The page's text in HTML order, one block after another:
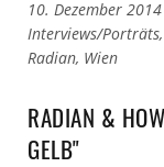
10. Dezember 2014
Links
zu
Kategorien
Interviews/Porträts,
Links
den
Tags
Radian, Wien
RADIAN &
GELB"